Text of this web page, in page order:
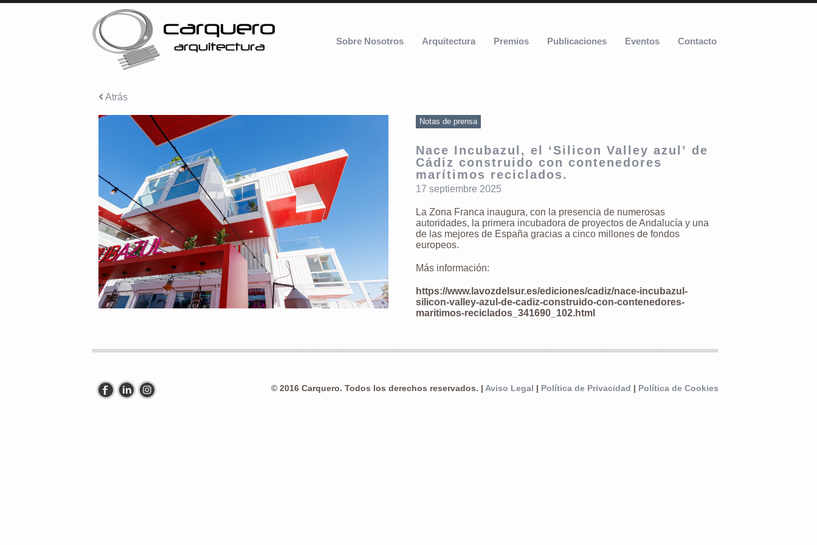
Sobre Nosotros Arquitectura Premios Publicaciones Eventos Contacto
Atrás
Notas de prensa
Nace Incubazul, el ‘Silicon Valley azul’ de
Cádiz construido con contenedores
marítimos reciclados.
17 septiembre 2025
La Zona Franca inaugura, con la presencia de numerosas
autoridades, la primera incubadora de proyectos de Andalucía y una
de las mejores de España gracias a cinco millones de fondos
europeos.
Más información:
https://www.lavozdelsur.es/ediciones/cadiz/nace-incubazul-
silicon-valley-azul-de-cadiz-construido-con-contenedores-
maritimos-reciclados_341690_102.html
© 2016 Carquero. Todos los derechos reservados. | Aviso Legal Política de Privacidad Política de Cookies